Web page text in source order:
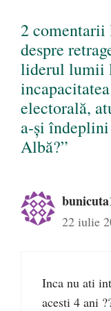
2
despre
liderul lumii
electorală,
a-și
Albă?”
22 iulie
Inca nu ati
acesti 4 ani